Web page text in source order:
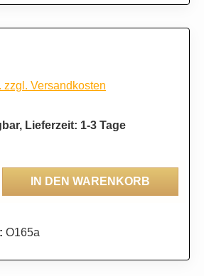
zzgl. Versandkosten
Lieferzeit: 1-3 Tage
Gib den gewünschten
IN DEN WARENKORB
O165a